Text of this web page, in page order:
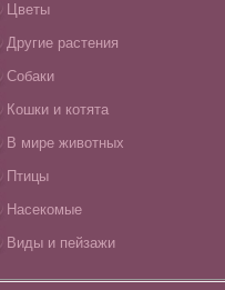
Цветы
Другие растения
Собаки
Кошки и котята
В мире животных
Птицы
Насекомые
Виды и пейзажи